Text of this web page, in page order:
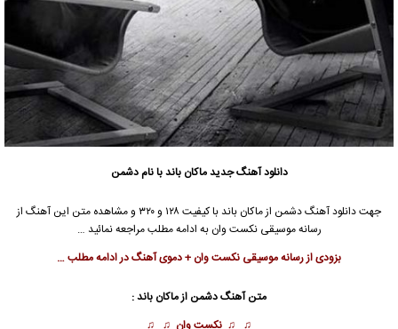
دانلود آهنگ جدیدماکان باندبا نام دشمن
جهت دانلود آهنگ دشمن ازماکان باند
با کیفیت ۱۲۸ و ۳۲۰ و مشاهده متن این آهنگ از
رسانه موسیقی نکست وان به ادامه مطلب مراجعه نمائید …
بزودی از رسانه موسیقی نکست وان + دموی آهنگ در ادامه مطلب …
متن آهنگ دشمن ازماکان باند:
♫ ♫ نکست وان ♫ ♫